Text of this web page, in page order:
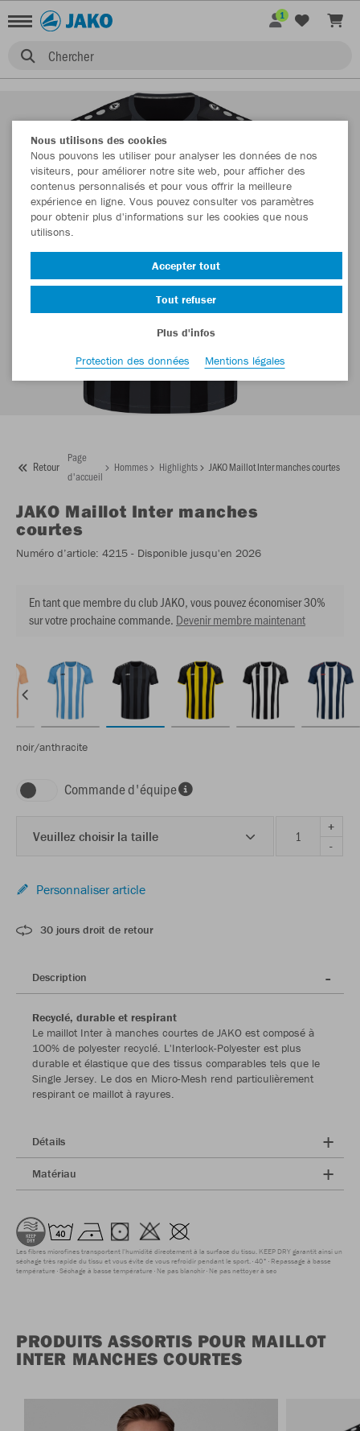
Chercher
1
Retour
Page
d'accueil
Hommes Highlights JAKO Maillot Inter manches courtes
JAKO Maillot Inter manches
courtes
Numéro d’article: 4215 - Disponible jusqu'en 2026
En tant que membre du club JAKO, vous pouvez économiser 30%
sur votre prochaine commande. Devenir membre maintenant
noir/anthracite
Commande d'équipe
Veuillez choisir la taille
+
-
Personnaliser article
30 jours droit de retour
Description
Recyclé, durable et respirant
Le maillot Inter à manches courtes de JAKO est composé à
100% de polyester recyclé. L'Interlock-Polyester est plus
durable et élastique que des tissus comparables tels que le
Single Jersey. Le dos en Micro-Mesh rend particulièrement
respirant ce maillot à rayures.
Détails
Matériau
Les fibres microfines transportent l'humidité directement à la surface du tissu. KEEP DRY garantit ainsi un
séchage très rapide du tissu et vous évite de vous refroidir pendant le sport. 40° Repassage à basse
température Séchage à basse température Ne pas blanchir Ne pas nettoyer à sec
PRODUITS ASSORTIS POUR MAILLOT
INTER MANCHES COURTES
Nous utilisons des cookies
Nous pouvons les utiliser pour analyser les données de nos
visiteurs, pour améliorer notre site web, pour afficher des
contenus personnalisés et pour vous offrir la meilleure
expérience en ligne. Vous pouvez consulter vos paramètres
pour obtenir plus d'informations sur les cookies que nous
utilisons.
Accepter tout
Tout refuser
Plus d'infos
Protection des données
Mentions légales